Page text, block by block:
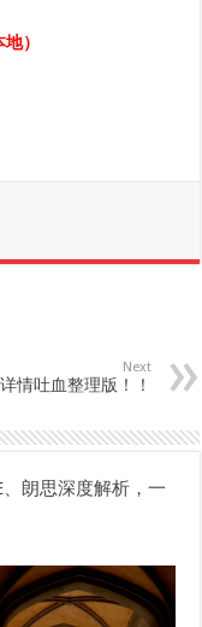
）
Next
情吐血整理版！！
朗思深度解析，一